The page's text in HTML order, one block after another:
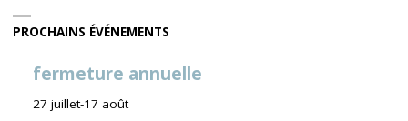
PROCHAINS ÉVÉNEMENTS
fermeture annuelle
27 juillet-17 août